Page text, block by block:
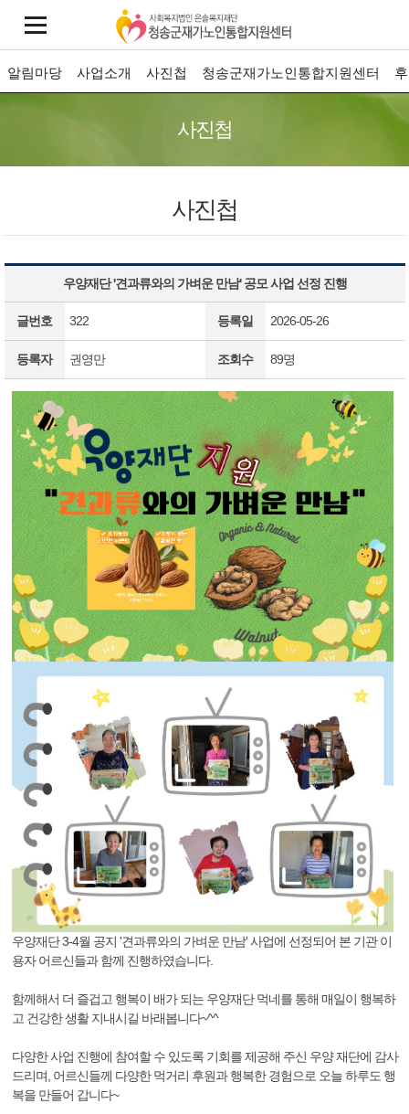
알림마당 사업소개 사진첩 청송군재가노인통합지원센터
사진첩
사진첩
우양재단 '견과류와의 가벼운 만남' 공모 사업 선정 진행
글번호 322 등록일 2026-05-26
등록자 권영만 조회수 89명
우양재단 3-4월 공지 '견과류와의 가벼운 만남' 사업에 선정되어 본 기관 이
용자 어르신들과 함께 진행하였습니다.
함께해서 더 즐겁고 행복이 배가 되는 우양재단 먹네를 통해 매일이 행복하
고 건강한 생활 지내시길 바래봅니다~^^
다양한 사업 진행에 참여할 수 있도록 기회를 제공해 주신 우양 재단에 감사
드리며, 어르신들께 다양한 먹거리 후원과 행복한 경험으로 오늘 하루도 행
복을 만들어 갑니다~